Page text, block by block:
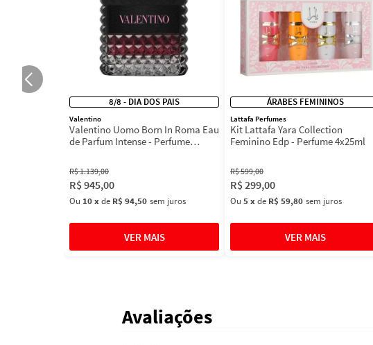
8/8 - DIA DOS PAIS
Valentino
Valentino Uomo Born In Roma Eau
de Parfum Intense - Perfume
R$1.139,00
R$945,00
Ou 10xde R$ 94,50 sem juros
ÁRABES FEMININOS
Lattafa Perfumes
Kit Lattafa Yara Collection
Feminino Edp - Perfume 4x25ml
R$599,00
R$299,00
Ou 5xde R$ 59,80 sem juros
Avaliações